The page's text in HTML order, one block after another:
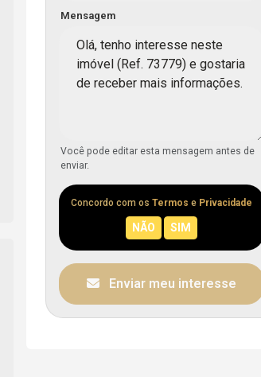
Mensagem
Você pode editar esta mensagem antes de
enviar.
Concordo com os Termos e Privacidade
Enviar meu interesse